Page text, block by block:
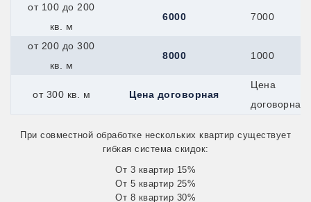
Дрезна
Горняк
Канск
Железноводск
Каспийск
Катайск
Касли
Кушва
Кызыл
от 100 до 200
кв. м
6000 7000
от 200 до 300
кв. м
8000 1000
от 300 кв. м Цена договорная
Цена
договорная
При совместной обработке нескольких квартир существует
гибкая система скидок:
От 3 квартир 15%
От 5 квартир 25%
От 8 квартир 30%